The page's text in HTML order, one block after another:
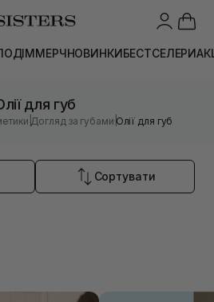
ДІММЕРЧНОВИНКИБЕСТСЕЛЕРИ
для губ
Догляд за губами |Олії для губ
Сортувати